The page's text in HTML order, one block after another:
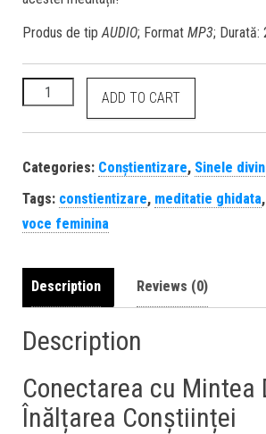
Produs de tipAUDIO; Format MP3; Durată:
ADD TO CART
Categories: Conștientizare, Sinele divin
Tags: constientizare, meditatie ghidata,
voce feminina
Description Reviews (0)
Description
Conectarea cu Mintea
Înălțarea Conștiinței